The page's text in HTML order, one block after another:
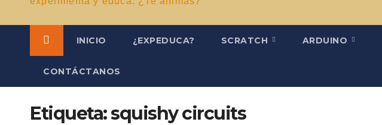
INICIO ¿EXPEDUCA? SCRATCH ARDUINO
CONTÁCTANOS
Etiqueta:squishy circuits